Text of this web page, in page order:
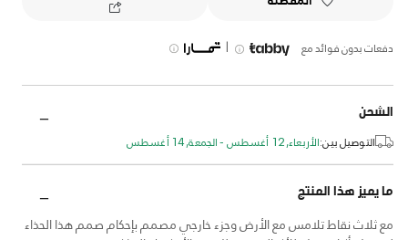
دفعات بدون فوائد مع |
الشحن
التوصيل بين:الأربعاء, 12 أغسطس - الجمعة, 14 أغسطس
ما يميز هذا المنتج
مع ثلاث نقاط تلامس مع الأرض وجزء خارجي مصمم بإحكام صمم هذا الحذاء